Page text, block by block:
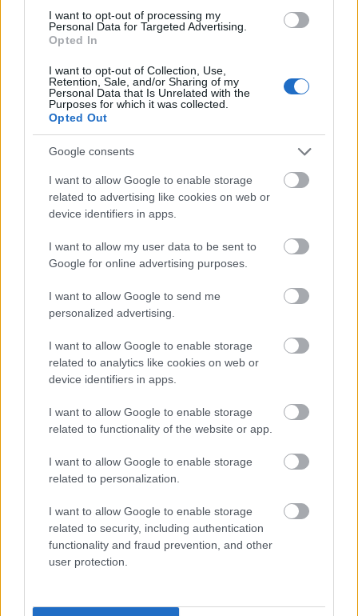
I want to opt-out of processing my
Personal Data for Targeted Advertising.
Opted In
I want to opt-out of Collection, Use,
Retention, Sale, and/or Sharing of my
Personal Data that Is Unrelated with the
Purposes for which it was collected.
Opted Out
Google consents
I want to allow Google to enable storage
related to advertising like cookies on web or
device identifiers in apps.
I want to allow my user data to be sent to
Google for online advertising purposes.
I want to allow Google to send me
personalized advertising.
I want to allow Google to enable storage
related to analytics like cookies on web or
device identifiers in apps.
I want to allow Google to enable storage
related to functionality of the website or app.
I want to allow Google to enable storage
related to personalization.
I want to allow Google to enable storage
related to security, including authentication
functionality and fraud prevention, and other
user protection.
gyerekeidet, eszedbe jutna bántani azokat, akik
sem tartós kapcsolatot, sem gyereket nem
akarnak?Ezt szinte elképzelhetetlennek tartom.
szinglinek lenni, és mennyiben múlik ez
a saját döntésünkön?